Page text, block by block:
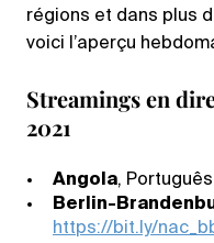
régions et dans plus
voici l’aperçu
Streamings en
2021
Angola,
Berlin-
https://bit.ly/